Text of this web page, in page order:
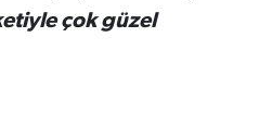
çok güzel